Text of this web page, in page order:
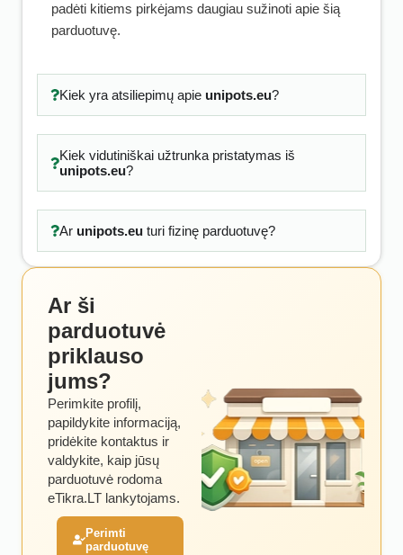
padėti kitiems pirkėjams daugiau sužinoti apie šią
parduotuvę.
Kiek yra atsiliepimų apie unipots.eu?
Kiek vidutiniškai užtrunka pristatymas iš
unipots.eu?
Ar unipots.euturi fizinę parduotuvę?
Ar ši
parduotuvė
priklauso
jums?
Perimkite profilį,
papildykite informaciją,
pridėkite kontaktus ir
valdykite, kaip jūsų
parduotuvė rodoma
eTikra.LT lankytojams.
Perimti
parduotuvę